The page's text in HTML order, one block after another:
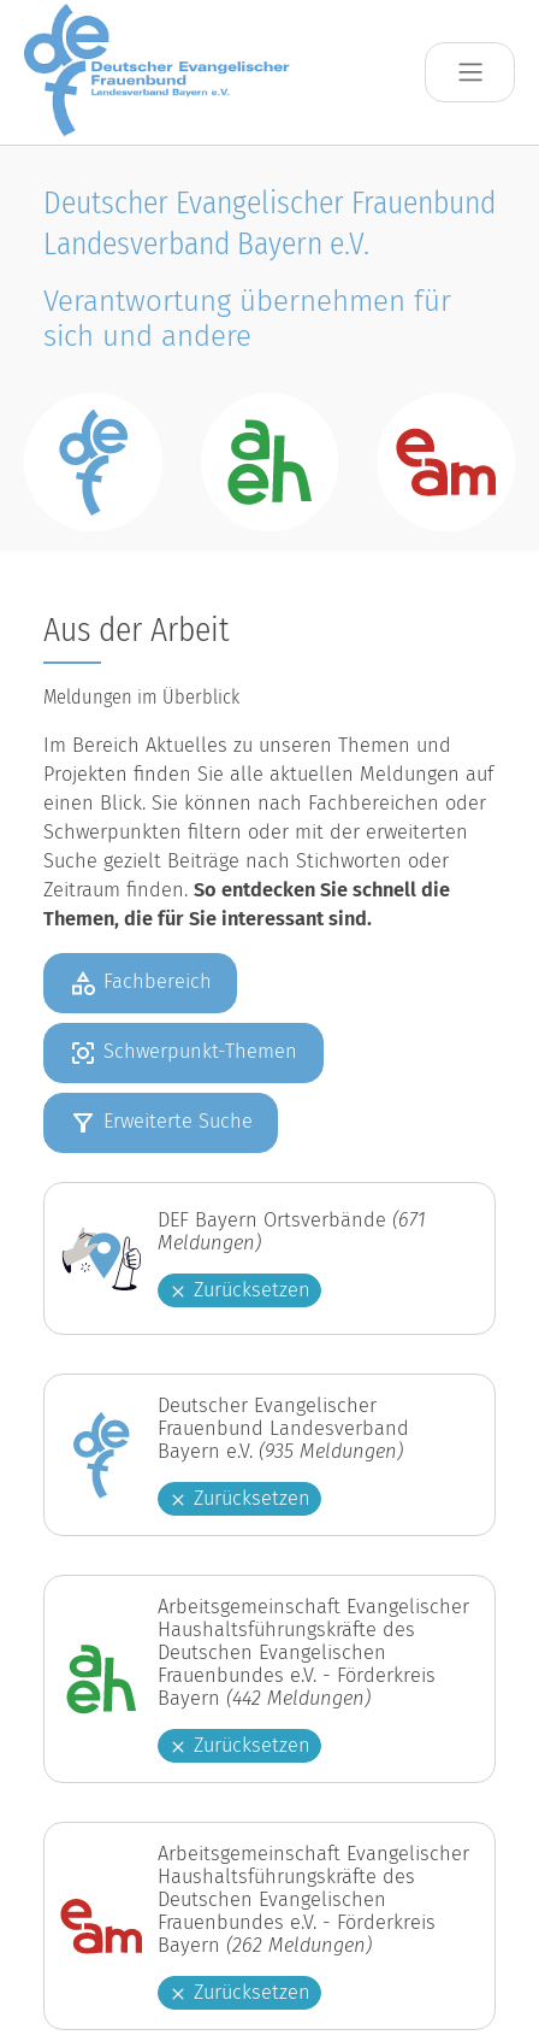
Skip to main content
Deutscher Evangelischer Frauenbund
Landesverband Bayern e.V.
Verantwortung übernehmen für
sich und andere
Aus der Arbeit
Meldungen im Überblick
Im Bereich Aktuelles zu unseren Themen und
Projekten finden Sie alle aktuellen Meldungen auf
einen Blick. Sie können nach Fachbereichen oder
Schwerpunkten filtern oder mit der erweiterten
Suche gezielt Beiträge nach Stichworten oder
Zeitraum finden. So entdecken Sie schnell die
Themen, die für Sie interessant sind.
Fachbereich
Schwerpunkt-Themen
Erweiterte Suche
DEF Bayern Ortsverbände (671
Meldungen)
Zurücksetzen
Deutscher Evangelischer
Frauenbund Landesverband
Bayern e.V. (935 Meldungen)
Zurücksetzen
Arbeitsgemeinschaft Evangelischer
Haushaltsführungskräfte des
Deutschen Evangelischen
Frauenbundes e.V. - Förderkreis
Bayern (442 Meldungen)
Zurücksetzen
Arbeitsgemeinschaft Evangelischer
Haushaltsführungskräfte des
Deutschen Evangelischen
Frauenbundes e.V. - Förderkreis
Bayern (262 Meldungen)
Zurücksetzen